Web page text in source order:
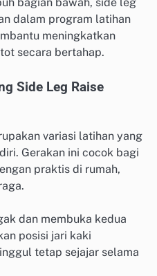
bagian bawah, side leg
dalam program latihan
meningkatkan
secara bertahap.
Side Leg Raise
variasi latihan yang
Gerakan ini cocok bagi
praktis di rumah,
dan membuka kedua
posisi jari kaki
tetap sejajar selama